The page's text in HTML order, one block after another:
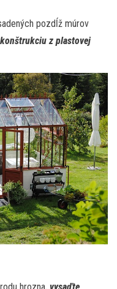
pozdĺž múrov
z plastovej
hrozna, vysaďte